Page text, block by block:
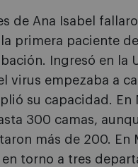
de Ana Isabel
primera paciente
Ingresó en la
virus empezaba a
su capacidad. En
300 camas,
más de 200. En
torno a tres